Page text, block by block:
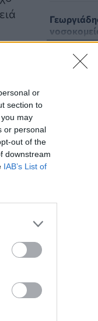
or
section to
may
or personal
out of the
downstream
IAB’s List of
ΠΟΛΙΤΙΚΉ
Τι μπορεί